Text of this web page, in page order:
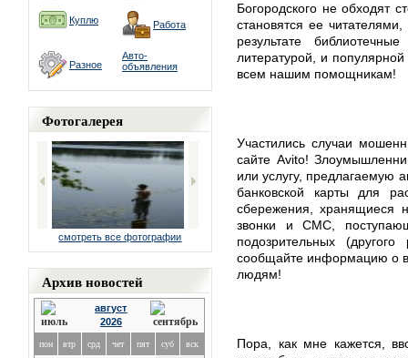
Куплю Работа
Разное
Авто-
объявления
Фотогалерея
смотреть все фотографии
Архив новостей
август
2026
пон втр срд чет пят суб вск
Богородского не обходят
становятся ее
результате
литературой, и
всем нашим помощникам!
Участились случаи
сайте Avito!
или услугу, предлагаемую
банковской карты для
сбережения, хранящиеся
звонки и СМС,
подозрительных
сообщайте информацию о
людям!
Пора, как мне кажется,